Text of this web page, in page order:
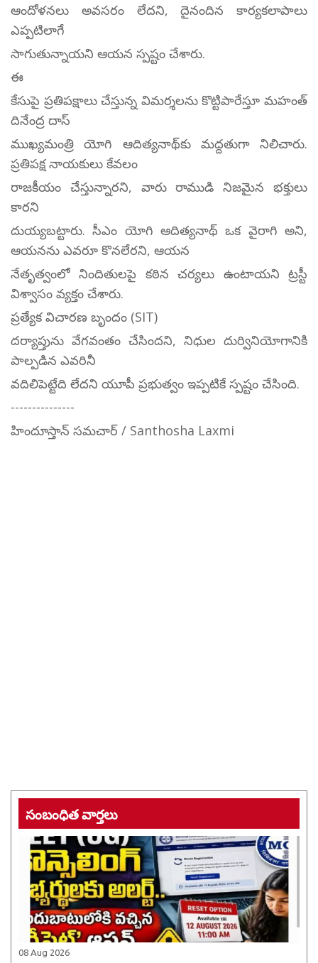
ఆందోళనలు అవసరం లేదని, దైనందిన కార్యకలాపాలు
ఎప్పటిలాగే
సాగుతున్నాయని ఆయన స్పష్టం చేశారు.
ఈ
కేసుపై ప్రతిపక్షాలు చేస్తున్న విమర్శలను కొట్టిపారేస్తూ మహంత్
దినేంద్ర దాస్
ముఖ్యమంత్రి యోగి ఆదిత్యనాథ్‌కు మద్దతుగా నిలిచారు.
ప్రతిపక్ష నాయకులు కేవలం
రాజకీయం చేస్తున్నారని, వారు రాముడి నిజమైన భక్తులు
కారని
దుయ్యబట్టారు. సీఎం యోగి ఆదిత్యనాథ్ ఒక వైరాగి అని,
ఆయనను ఎవరూ కొనలేరని, ఆయన
నేతృత్వంలో నిందితులపై కఠిన చర్యలు ఉంటాయని ట్రస్టీ
విశ్వాసం వ్యక్తం చేశారు.
ప్రత్యేక విచారణ బృందం (SIT)
దర్యాప్తును వేగవంతం చేసిందని, నిధుల దుర్వినియోగానికి
పాల్పడిన ఎవరినీ
వదిలిపెట్టేది లేదని యూపీ ప్రభుత్వం ఇప్పటికే స్పష్టం చేసింది.
---------------
హిందూస్తాన్ సమచార్ / Santhosha Laxmi
సంబంధిత వార్తలు
08 Aug 2026